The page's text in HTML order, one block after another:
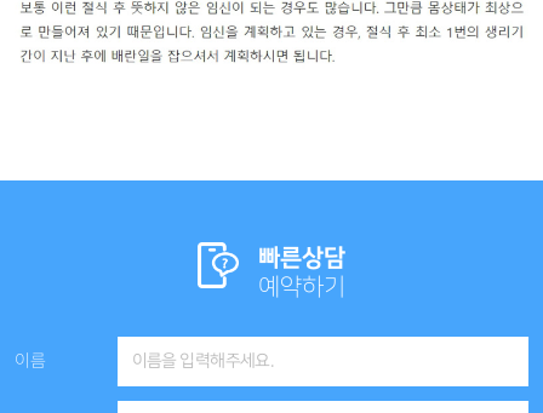
빠른상담
예약하기
이름